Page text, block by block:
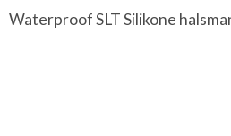
Waterproof SLT Silikone